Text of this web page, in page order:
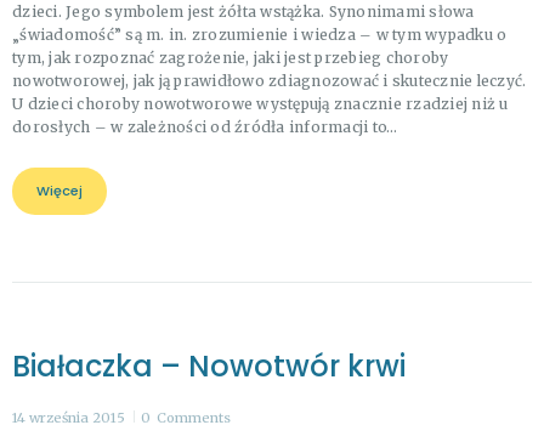
dzieci. Jego symbolem jest żółta wstążka. Synonimami słowa
„świadomość” są m. in. zrozumienie i wiedza – w tym wypadku o
tym, jak rozpoznać zagrożenie, jaki jest przebieg choroby
nowotworowej, jak ją prawidłowo zdiagnozować i skutecznie leczyć.
U dzieci choroby nowotworowe występują znacznie rzadziej niż u
dorosłych – w zależności od źródła informacji to…
Więcej
Białaczka – Nowotwór krwi
14 września 2015 0 Comments